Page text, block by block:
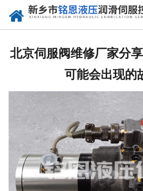
北京伺服阀维修厂家分
可能会出现的